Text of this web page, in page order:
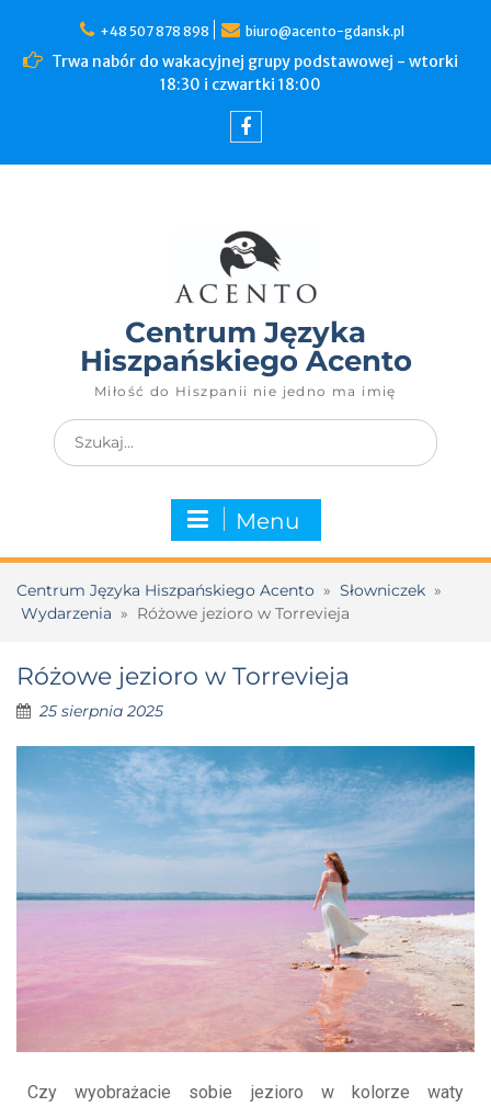
+48 507 878 898 biuro@acento-gdansk.pl
Trwa nabór do wakacyjnej grupy podstawowej - wtorki
18:30 i czwartki 18:00
Centrum Języka
Hiszpańskiego Acento
Miłość do Hiszpanii nie jedno ma imię
Menu
Centrum Języka Hiszpańskiego Acento » Słowniczek »
Wydarzenia » Różowe jezioro w Torrevieja
Różowe jezioro w Torrevieja
25 sierpnia 2025
Czy wyobrażacie sobie jezioro w kolorze waty